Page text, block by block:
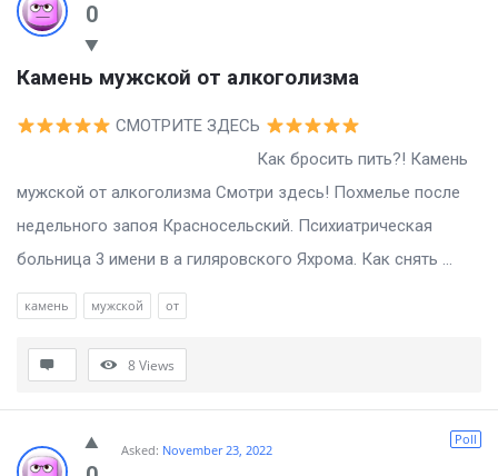
0
Камень мужской от алкоголизма
СМОТРИТЕ ЗДЕСЬ
Как бросить пить?! Камень
мужской от алкоголизма Смотри здесь! Похмелье после
недельного запоя Красносельский. Психиатрическая
больница 3 имени в а гиляровского Яхрома. Как снять ...
камень мужской от
8Views
Poll
Asked: November 23, 2022